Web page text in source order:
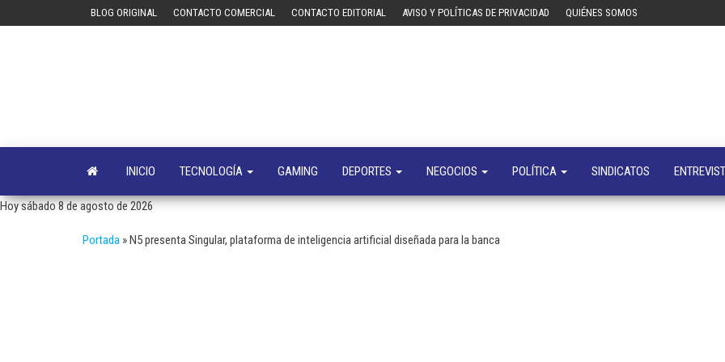
BLOG ORIGINAL CONTACTO COMERCIAL CONTACTO EDITORIAL AVISO Y POLÍTICAS DE PRIVACIDAD QUIÉNES SOMOS
negocios
INICIO TECNOLOGÍA GAMING DEPORTES NEGOCIOS POLÍTICA SINDICATOS
Hoy sábado 8 de agosto de 2026
Portada »N5 presenta Singular, plataforma de inteligencia artificial diseñada para la banca